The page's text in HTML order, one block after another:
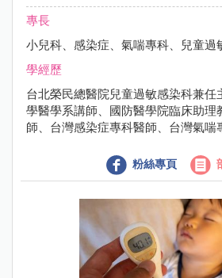
專長
小兒科、感染症、氣喘專科、兒童過
學經歷
台北榮民總醫院兒童過敏感染科兼任
學醫學系講師、國防醫學院臨床助理
師、台灣感染症專科醫師、台灣氣喘
粉絲專頁